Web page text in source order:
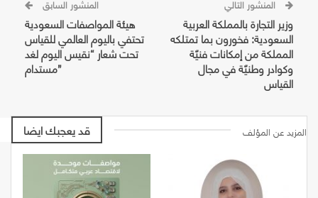
المنشور السابق
هيئة المواصفات السعودية
تحتفي باليوم العالمي للقياس
تحت شعار “نقيس اليوم لغد
مستدام”
وزير التجارة بالمملكة العربية
السعودية: فخورون بما تمتلكه
المملكة من إمكانات فنيّة
وكوادر وطنيّة في مجال
القياس
قد يعجبك ايضا المزيد عن المؤلف